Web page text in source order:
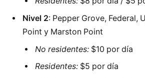
Nivel 2: Pepper Grove, Federal,
Point y Marston Point
No residentes: $10 por día
Residentes: $5 por día